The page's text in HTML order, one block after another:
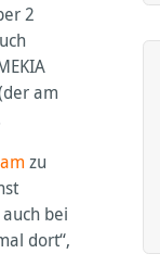
2
am
zu
bei
dort“,